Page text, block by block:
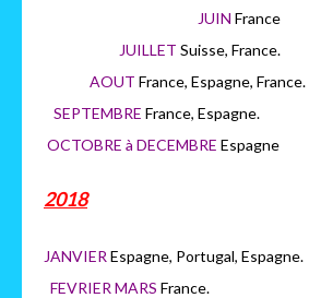
JUIN
JUILLET Suisse,
AOUT France,
SEPTEMBRE France,
OCTOBRE à DECEMBRE Espagne
2018
JANVIER Espagne, Portugal,
FEVRIER MARS